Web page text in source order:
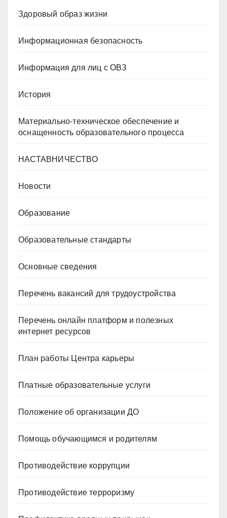
Здоровый образ жизни
Информационная безопасность
Информация для лиц с ОВЗ
История
Материально-техническое обеспечение и
оснащенность образовательного процесса
НАСТАВНИЧЕСТВО
Новости
Образование
Образовательные стандарты
Основные сведения
Перечень вакансий для трудоустройства
Перечень онлайн платформ и полезных
интернет ресурсов
План работы Центра карьеры
Платные образовательные услуги
Положение об организации ДО
Помощь обучающимся и родителям
Противодействие коррупции
Противодействие терроризму